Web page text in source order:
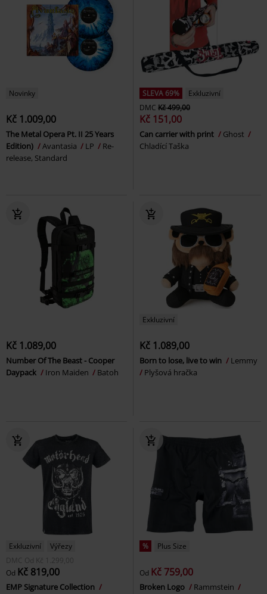
Novinky
Kč 1.009,00
The Metal Opera Pt. II 25 Years
Edition)
Avantasia LP
Re-
release, Standard
SLEVA 69%
Exkluzivní
DMC Kč 499,00
Kč 151,00
Can carrier with print
Ghost
Chladící Taška
Kč 1.089,00
Number Of The Beast - Cooper
Daypack
Iron Maiden Batoh
Exkluzivní
Kč 1.089,00
Born to lose, live to win
Lemmy
Plyšová hračka
Exkluzivní
Výřezy
DMC Od Kč 1.299,00
Od Kč 819,00
EMP Signature Collection
% Plus Size
Od Kč 759,00
Broken Logo
Rammstein